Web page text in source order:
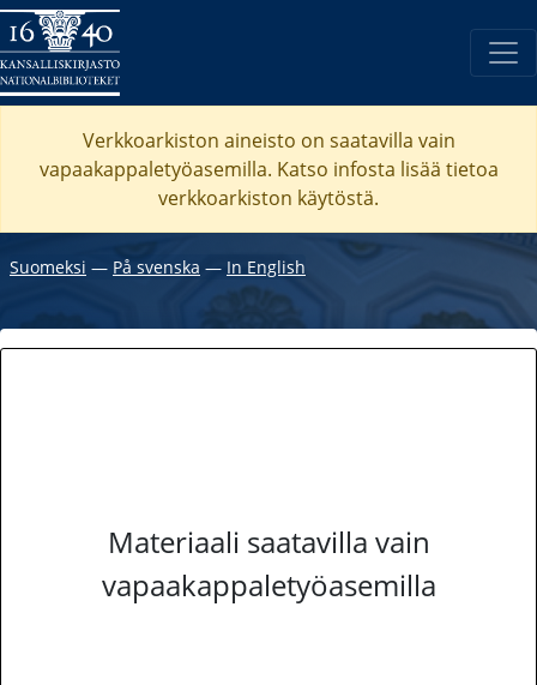
Verkkoarkiston aineisto on saatavilla vain
vapaakappaletyöasemilla. Katso infosta lisää tietoa
verkkoarkiston käytöstä.
Suomeksi ― På svenska ― In English
Materiaali saatavilla vain
vapaakappaletyöasemilla